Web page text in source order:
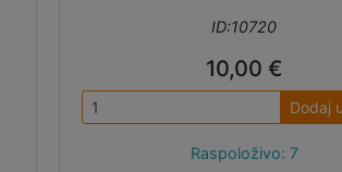
ID:10720
10,00 €
Dodaj
Raspoloživo: 7